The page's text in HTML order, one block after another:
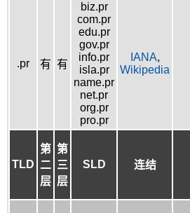
.pr 有 有
biz.pr
com.pr
edu.pr
gov.pr
info.pr
isla.pr
name.pr
net.pr
org.pr
pro.pr
IANA,
Wikipedia
TLD
第
二
层
第
三
层
SLD 连结